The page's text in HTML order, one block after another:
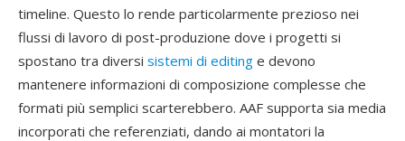
timeline. Questo lo rende particolarmente prezioso nei
flussi di lavoro di post-produzione dove i progetti si
spostano tra diversi sistemi di editing e devono
mantenere informazioni di composizione complesse che
formati più semplici scarterebbero. AAF supporta sia media
incorporati che referenziati, dando ai montatori la